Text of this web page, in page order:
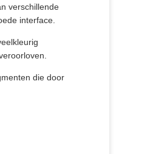
verschillende
interface.
die door